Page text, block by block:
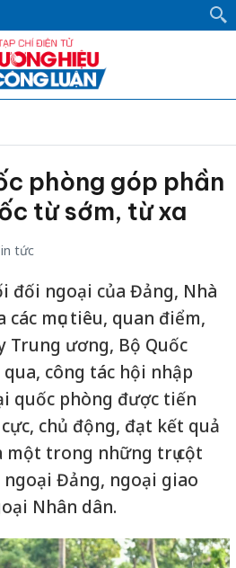
phòng góp phần
từ sớm, từ xa
tức
đối ngoại của Đảng, Nhà
mục tiêu, quan điểm,
Trung ương, Bộ Quốc
công tác hội nhập
quốc phòng được tiến
chủ động, đạt kết quả
một trong những trụ cột
Đảng, ngoại giao
Nhân dân.